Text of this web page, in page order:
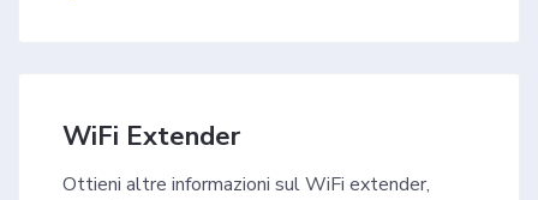
WiFi Extender
Ottieni altre informazioni sul WiFi extender,